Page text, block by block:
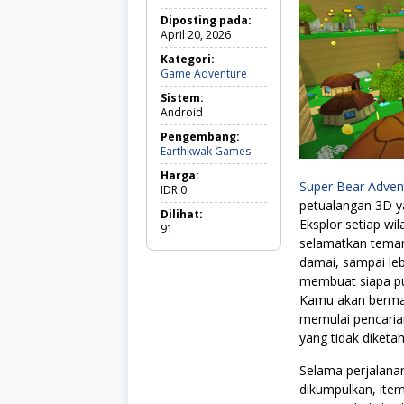
Diposting pada:
April 20, 2026
Kategori:
Game Adventure
a
d
v
t
e
Sistem:
Android
Pengembang:
Earthkwak Games
Harga:
IDR 0
Dilihat:
91
Super Bear
petualangan 3D
Eksplor setiap
selamatkan
damai, sampai
membuat siapa
Kamu akan
memulai
yang tidak
Selama
dikumpulkan,